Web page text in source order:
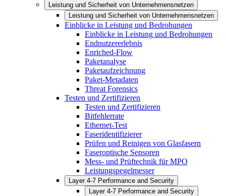
Leistung und Sicherheit von Unternehmensnetzen
Leistung und Sicherheit von Unternehmensnetzen
Einblicke in Leistung und Bedrohungen
Einblicke in Leistung und Bedrohungen
Endnutzererlebnis
Enriched-Flow
Paketanalyse
Paketaufzeichnung
Paket-Metadaten
Threat Forensics
Testen und Zertifizieren
Testen und Zertifizieren
Bitfehlerrate
Ethernet-Test
Faseridentifizierer
Prüfen und Reinigen von Glasfasern
Faseroptische Sensoren
Mess- und Prüftechnik für MPO
Leistungspegelmesser
Layer 4-7 Performance and Security
Layer 4-7 Performance and Security